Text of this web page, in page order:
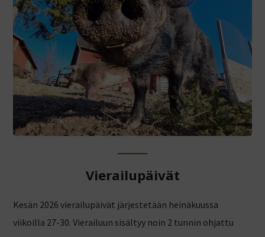
Vierailupäivät
Kesän 2026 vierailupäivät järjestetään heinäkuussa
viikoilla 27-30. Vierailuun sisältyy noin 2 tunnin ohjattu